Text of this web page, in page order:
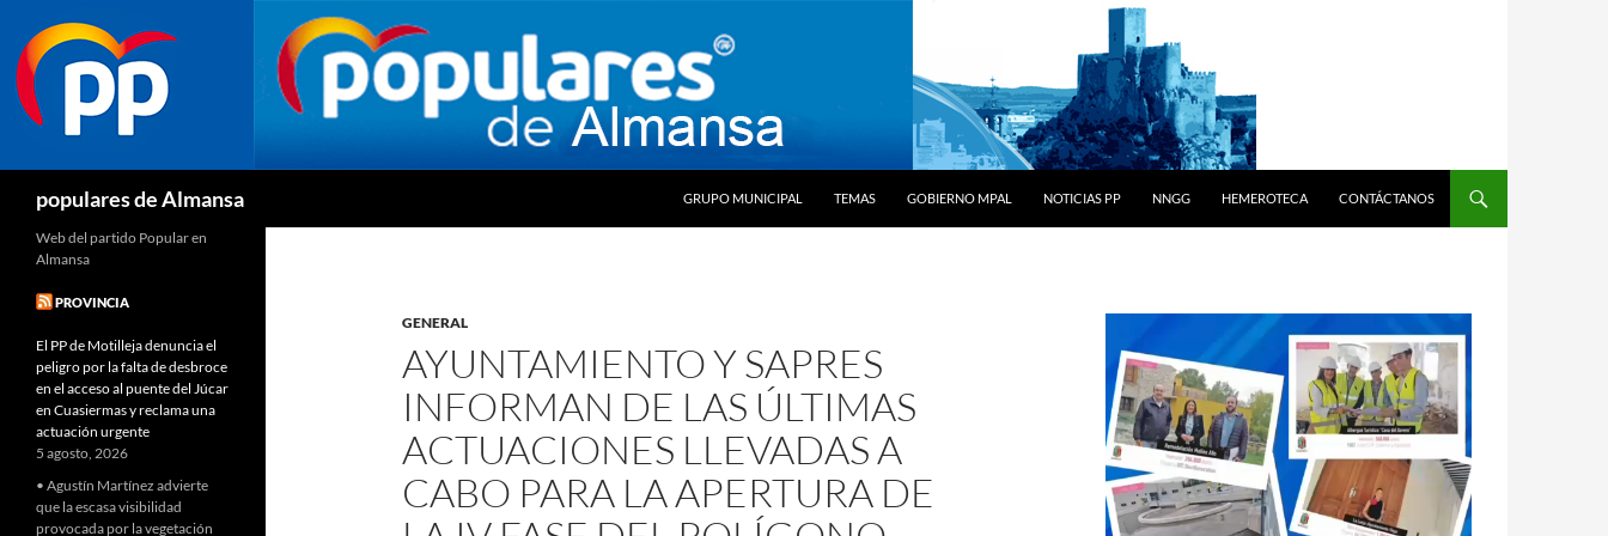
populares de Almansa
GRUPO MUNICIPAL
TEMAS GOBIERNO MPAL NOTICIAS PP NNGG HEMEROTECA CONTÁCTANOS
GENERAL
AYUNTAMIENTO Y SAPRES
INFORMAN DE LAS ÚLTIMAS
ACTUACIONES LLEVADAS A
CABO PARA LA APERTURA DE
Web del partido Popular en
Almansa
PROVINCIA
El PP de Motilleja denuncia el
peligro por la falta de desbroce
en el acceso al puente del Júcar
en Cuasiermas y reclama una
actuación urgente
5 agosto, 2026
• Agustín Martínez advierte
que la escasa visibilidad
provocada por la vegetación